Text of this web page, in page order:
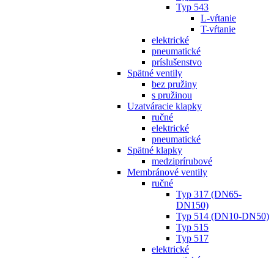
Typ 543
L-vŕtanie
T-vŕtanie
elektrické
pneumatické
príslušenstvo
Spätné ventily
bez pružiny
s pružinou
Uzatváracie klapky
ručné
elektrické
pneumatické
Spätné klapky
medziprírubové
Membránové ventily
ručné
Typ 317 (DN65-
DN150)
Typ 514 (DN10-DN50)
Typ 515
Typ 517
elektrické